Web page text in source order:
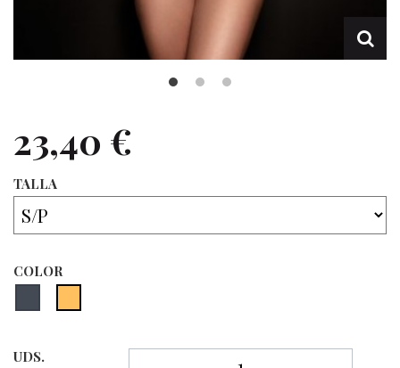
23,40 €
TALLA
COLOR
UDS.